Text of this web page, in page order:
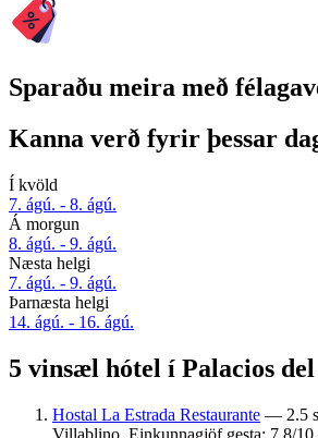
Sparaðu meira með
Kanna verð fyrir þessar
Í kvöld
7. ágú. - 8. ágú.
Á morgun
8. ágú. - 9. ágú.
Næsta helgi
7. ágú. - 9. ágú.
Þarnæsta helgi
14. ágú. - 16. ágú.
5 vinsæl hótel í Palacios
Hostal La Estrada Restaurante — 2.5
Villablino. Einkunnagjöf gesta: 7,8/10